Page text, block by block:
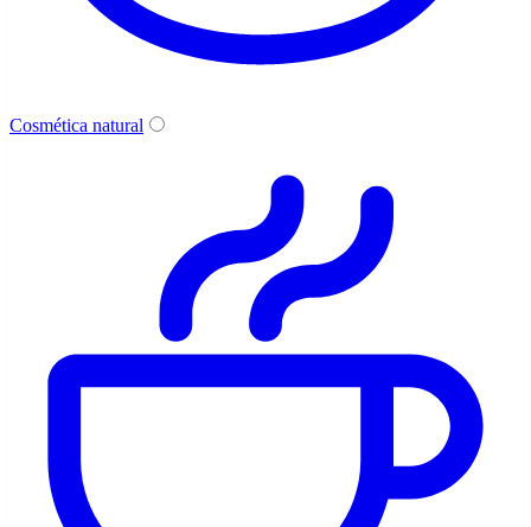
Cosmética natural